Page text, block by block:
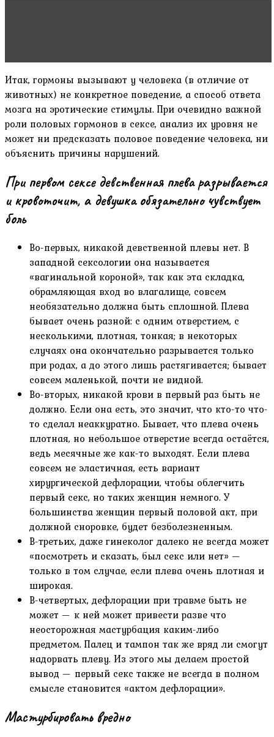
Итак, гормоны вызывают у человека (в отличие от
животных) не конкретное поведение, а способ ответа
мозга на эротические стимулы. При очевидно важной
роли половых гормонов в сексе, анализ их уровня не
может ни предсказать половое поведение человека, ни
объяснить причины нарушений.
При первом сексе девственная плева разрывается
и кровоточит, а девушка обязательно чувствует
боль
Во-первых, никакой девственной плевы нет. В
западной сексологии она называется
«вагинальной короной», так как эта складка,
обрамляющая вход во влагалище, совсем
необязательно должна быть сплошной. Плева
бывает очень разной: с одним отверстием, с
несколькими, плотная, тонкая; в некоторых
случаях она окончательно разрывается только
при родах, а до этого лишь растягивается; бывает
совсем маленькой, почти не видной.
Во-вторых, никакой крови в первый раз быть не
должно. Если она есть, это значит, что кто-то что-
то сделал неаккуратно. Бывает, что плева очень
плотная, но небольшое отверстие всегда остаётся,
ведь месячные же как-то выходят. Если плева
совсем не эластичная, есть вариант
хирургической дефлорации, чтобы облегчить
первый секс, но таких женщин немного. У
большинства женщин первый половой акт, при
должной сноровке, будет безболезненным.
В-третьих, даже гинеколог далеко не всегда может
«посмотреть и сказать, был секс или нет» —
только в том случае, если плева очень плотная и
широкая.
В-четвертых, дефлорации при травме быть не
может — к ней может привести разве что
неосторожная мастурбация каким-либо
предметом. Палец и тампон так же вряд ли смогут
надорвать плеву. Из этого мы делаем простой
вывод — первый секс также не всегда в полном
смысле становится «актом дефлорации».
Мастурбировать вредно